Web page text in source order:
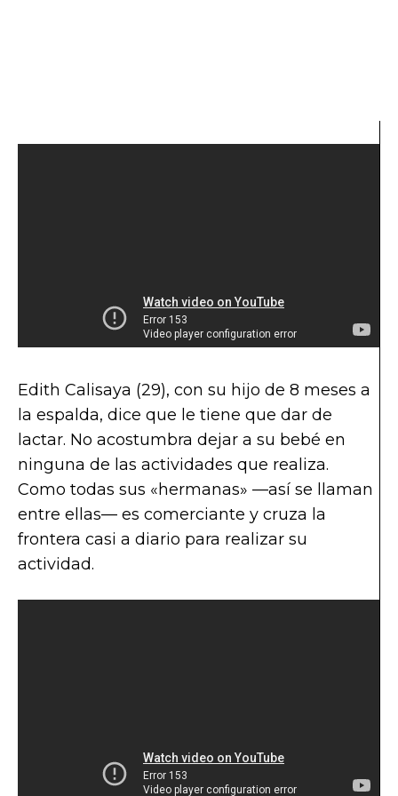
Edith Calisaya (29), con su hijo de 8 meses a
la espalda, dice que le tiene que dar de
lactar. No acostumbra dejar a su bebé en
ninguna de las actividades que realiza.
Como todas sus «hermanas» —así se llaman
entre ellas— es comerciante y cruza la
frontera casi a diario para realizar su
actividad.